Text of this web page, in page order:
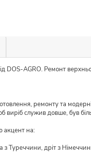
DOS-AGRO. Ремонт
ремонту та
виріб служив довше, був
акцент на:
Туреччини, дріт з